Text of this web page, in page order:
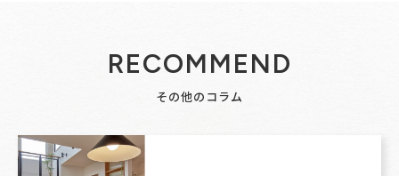
RECOMMEND
その他のコラム